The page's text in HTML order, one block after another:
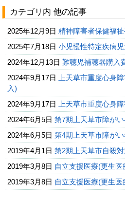
カテゴリ内 他の記事
2025年12月9日 精神障害者保健福
2025年7月18日 小児慢性特定疾病
2024年12月13日 難聴児補聴器購入
2024年9月17日
上天草市重度心身
入)
2024年9月17日
上天草市重度心身
2024年6月5日 第7期上天草市障が
2024年6月5日 第4期上天草市障が
2019年4月1日 第2期上天草市自殺
2019年3月8日 自立支援医療(更生医
2019年3月8日 自立支援医療(更生医